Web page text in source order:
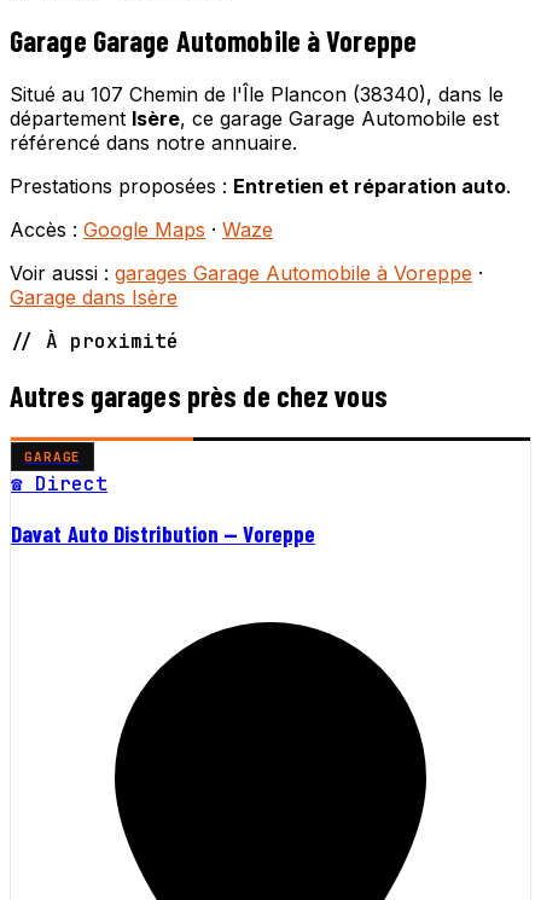
Garage Garage Automobile à Voreppe
Situé au 107 Chemin de l'Île Plancon (38340), dans le
département Isère, ce garage Garage Automobile est
référencé dans notre annuaire.
Prestations proposées : Entretien et réparation auto.
Accès : Google Maps · Waze
Voir aussi : garages Garage Automobile à Voreppe ·
Garage dans Isère
// À proximité
Autres garages près de chez vous
GARAGE
☎ Direct
Davat Auto Distribution — Voreppe